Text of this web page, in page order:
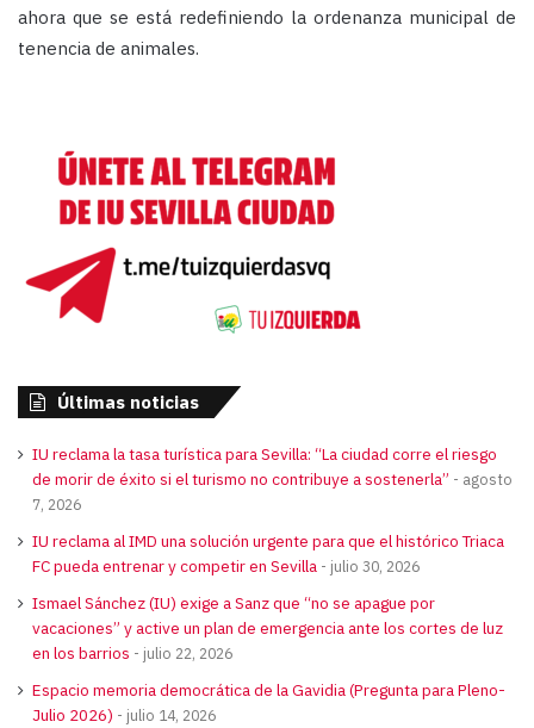
ahora que se está redefiniendo la ordenanza municipal de
tenencia de animales.
Últimas noticias
IU reclama la tasa turística para Sevilla: “La ciudad corre el riesgo
de morir de éxito si el turismo no contribuye a sostenerla”
agosto
7, 2026
IU reclama al IMD una solución urgente para que el histórico Triaca
FC pueda entrenar y competir en Sevilla
julio 30, 2026
Ismael Sánchez (IU) exige a Sanz que “no se apague por
vacaciones” y active un plan de emergencia ante los cortes de luz
en los barrios
julio 22, 2026
Espacio memoria democrática de la Gavidia (Pregunta para Pleno-
Julio 2026)
julio 14, 2026